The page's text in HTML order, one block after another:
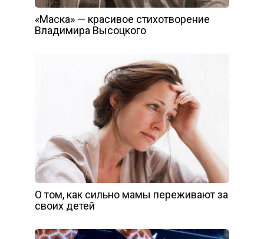
«Маска» — красивое стихотворение
Владимира Высоцкого
О том, как сильно мамы переживают за
своих детей